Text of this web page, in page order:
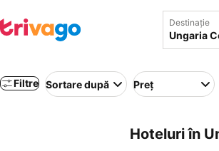
Destinație
Filtre Sortare după Preț
Hoteluri în